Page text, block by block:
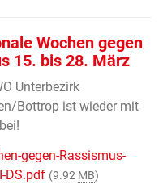
Wochen gegen
15. bis 28. März
Unterbezirk
Bottrop ist wieder mit
gegen-Rassismus-
DS.pdf (9.92 MB)